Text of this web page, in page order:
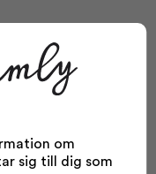
Ja
ml
om
sig till dig som